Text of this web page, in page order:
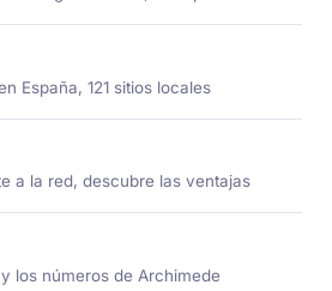
España, 121 sitios locales
a la red, descubre las ventajas
los números de Archimede